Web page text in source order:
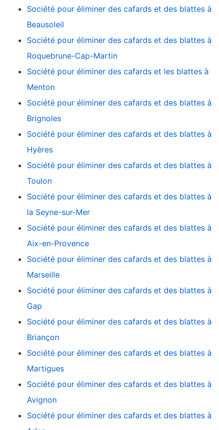
Société pour éliminer des cafards et des blattes à
Beausoleil
Société pour éliminer des cafards et des blattes à
Roquebrune-Cap-Martin
Société pour éliminer des cafards et les blattes à
Menton
Société pour éliminer des cafards et des blattes à
Brignoles
Société pour éliminer des cafards et des blattes à
Hyères
Société pour éliminer des cafards et des blattes à
Toulon
Société pour éliminer des cafards et des blattes à
la Seyne-sur-Mer
Société pour éliminer des cafards et des blattes à
Aix-en-Provence
Société pour éliminer des cafards et des blattes à
Marseille
Société pour éliminer des cafards et des blattes à
Gap
Société pour éliminer des cafards et des blattes à
Briançon
Société pour éliminer des cafards et des blattes à
Martigues
Société pour éliminer des cafards et des blattes à
Avignon
Société pour éliminer des cafards et des blattes à